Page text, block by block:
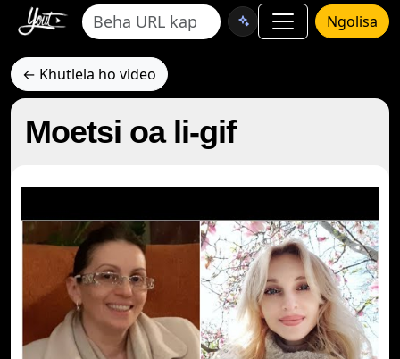
Ngolisa
← Khutlela ho video
Moetsi oa li-gif